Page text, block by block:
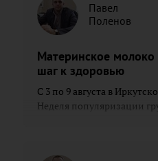
Павел
Поленов
Материнское
шаг к здоровью
С 3 по 9 августа в
Неделя популяризации